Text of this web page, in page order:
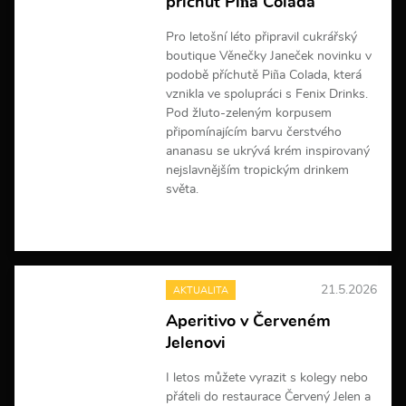
c
í
Pro letošní léto připravil cukrářský
boutique Věnečky Janeček novinku v
podobě příchutě Piña Colada, která
vznikla ve spolupráci s Fenix Drinks.
Pod žluto-zeleným korpusem
připomínajícím barvu čerstvého
ananasu se ukrývá krém inspirovaný
nejslavnějším tropickým drinkem
světa.
e
i
f
o
m
a
AKTUALITA 21.5.2026
Aperitivo v Červeném
Jelenovi
I letos můžete vyrazit s kolegy nebo
přáteli do restaurace Červený Jelen a